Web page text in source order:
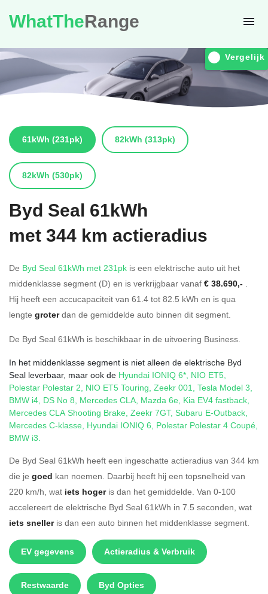
WhatTheRange
Vergelijk
61kWh (231pk) 82kWh (313pk)
82kWh (530pk)
Byd Seal 61kWh
met 344 km actieradius
De Byd Seal 61kWh met 231pk is een elektrische auto uit het
middenklasse segment (D) en is verkrijgbaar vanaf € 38.690,- .
Hij heeft een accucapaciteit van 61.4 tot 82.5 kWh en is qua
lengte groterdan de gemiddelde auto binnen dit segment.
De Byd Seal 61kWh is beschikbaar in de uitvoering Business.
In het middenklasse segment is niet alleen de elektrische Byd
Seal leverbaar, maar ook de Hyundai IONIQ 6*, NIO ET5,
Polestar Polestar 2, NIO ET5 Touring, Zeekr 001, Tesla Model 3,
BMW i4, DS No 8, Mercedes CLA, Mazda 6e, Kia EV4 fastback,
Mercedes CLA Shooting Brake, Zeekr 7GT, Subaru E-Outback,
Mercedes C-klasse, Hyundai IONIQ 6, Polestar Polestar 4 Coupé,
BMW i3.
De Byd Seal 61kWh heeft een ingeschatte actieradius van 344 km
die je goed kan noemen. Daarbij heeft hij een topsnelheid van
220 km/h, wat iets hogeris dan het gemiddelde. Van 0-100
accelereert de elektrische Byd Seal 61kWh in 7.5 seconden, wat
iets snelleris dan een auto binnen het middenklasse segment.
EV gegevens Actieradius & Verbruik
Restwaarde Byd Opties